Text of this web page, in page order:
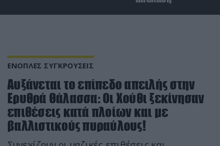
ΕΝΟΠΛΕΣ ΣΥΓΚΡΟΥΣΕΙΣ
Αυξάνεται το επίπεδο απειλής στην
Ερυθρά Θάλασσα: Οι Χούθι ξεκίνησαν
επιθέσεις κατά πλοίων και με
βαλλιστικούς πυραύλους!